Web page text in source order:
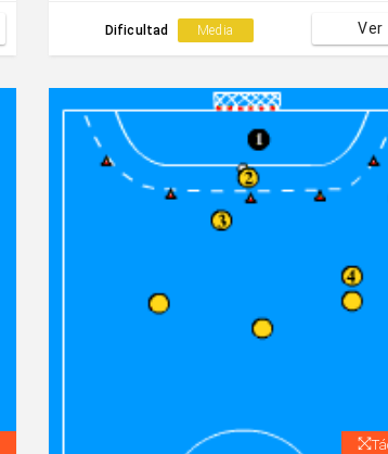
Dificultad Media Ver